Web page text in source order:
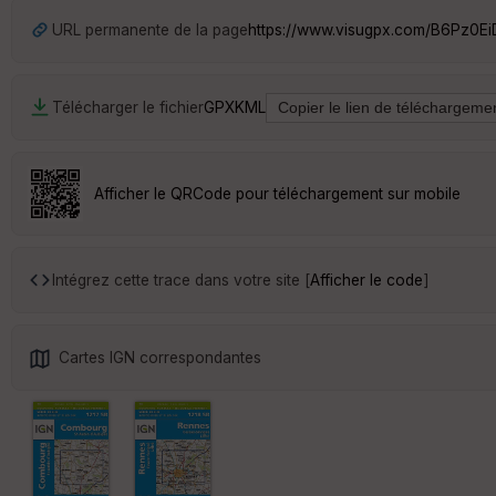
URL permanente de la pagehttps://www.visugpx.com/
Télécharger le fichierGPXKML
Afficher le QRCode pour téléchargement sur mobile
Intégrez cette trace dans votre site [Afficher le code]
Cartes IGN correspondantes